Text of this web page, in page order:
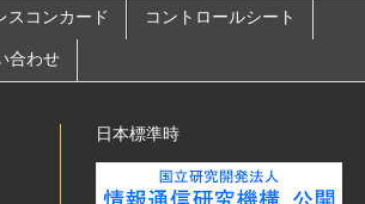
スコンカード コントロールシート
合わせ
日本標準時